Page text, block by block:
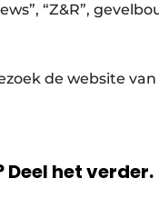
“Z&R”,
de website
het verder.